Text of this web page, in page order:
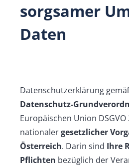
sorgsamer
Daten
Datenschutzerklärung
Datenschutz-
Europäischen Union
nationalergesetzlicher
Österreich. Darin sind Ihre
Pflichten bezüglich der